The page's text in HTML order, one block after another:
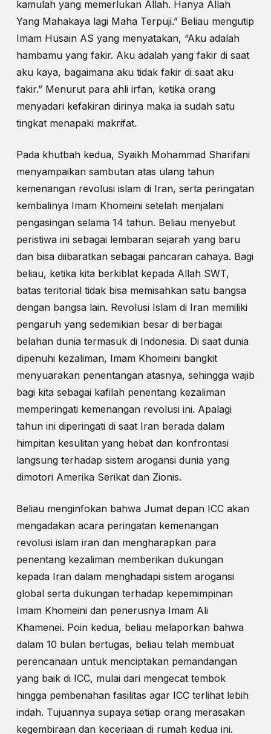
kamulah yang memerlukan Allah. Hanya Allah
Yang Mahakaya lagi Maha Terpuji.” Beliau mengutip
Imam Husain AS yang menyatakan, “Aku adalah
hambamu yang fakir. Aku adalah yang fakir di saat
aku kaya, bagaimana aku tidak fakir di saat aku
fakir.” Menurut para ahli irfan, ketika orang
menyadari kefakiran dirinya maka ia sudah satu
tingkat menapaki makrifat.
Pada khutbah kedua, Syaikh Mohammad Sharifani
menyampaikan sambutan atas ulang tahun
kemenangan revolusi islam di Iran, serta peringatan
kembalinya Imam Khomeini setelah menjalani
pengasingan selama 14 tahun. Beliau menyebut
peristiwa ini sebagai lembaran sejarah yang baru
dan bisa diibaratkan sebagai pancaran cahaya. Bagi
beliau, ketika kita berkiblat kepada Allah SWT,
batas teritorial tidak bisa memisahkan satu bangsa
dengan bangsa lain. Revolusi Islam di Iran memiliki
pengaruh yang sedemikian besar di berbagai
belahan dunia termasuk di Indonesia. Di saat dunia
dipenuhi kezaliman, Imam Khomeini bangkit
menyuarakan penentangan atasnya, sehingga wajib
bagi kita sebagai kafilah penentang kezaliman
memperingati kemenangan revolusi ini. Apalagi
tahun ini diperingati di saat Iran berada dalam
himpitan kesulitan yang hebat dan konfrontasi
langsung terhadap sistem arogansi dunia yang
dimotori Amerika Serikat dan Zionis.
Beliau menginfokan bahwa Jumat depan ICC akan
mengadakan acara peringatan kemenangan
revolusi islam iran dan mengharapkan para
penentang kezaliman memberikan dukungan
kepada Iran dalam menghadapi sistem arogansi
global serta dukungan terhadap kepemimpinan
Imam Khomeini dan penerusnya Imam Ali
Khamenei. Poin kedua, beliau melaporkan bahwa
dalam 10 bulan bertugas, beliau telah membuat
perencanaan untuk menciptakan pemandangan
yang baik di ICC, mulai dari mengecat tembok
hingga pembenahan fasilitas agar ICC terlihat lebih
indah. Tujuannya supaya setiap orang merasakan
kegembiraan dan keceriaan di rumah kedua ini.